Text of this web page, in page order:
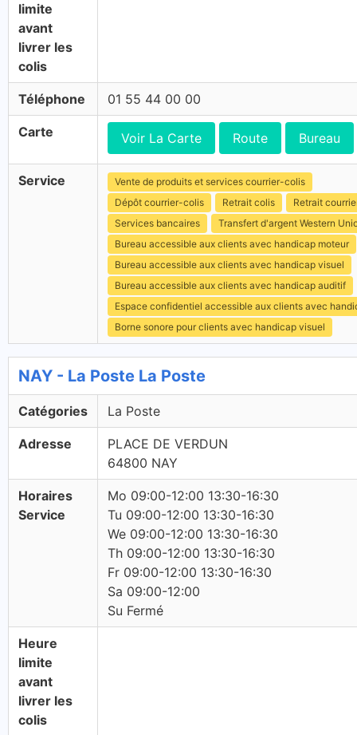
limite
avant
livrer les
colis
Téléphone 01 55 44 00 00
Carte Voir La Carte Route Bureau
Service
Vente de produits et services courrier-colis
Dépôt courrier-colis
Retrait colis
Retrait
Services bancaires
Transfert d'argent Western
Bureau accessible aux clients avec handicap moteur
Bureau accessible aux clients avec handicap visuel
Bureau accessible aux clients avec handicap auditif
Espace confidentiel accessible aux clients avec
Borne sonore pour clients avec handicap visuel
NAY - La Poste La Poste
Catégories La Poste
Adresse
PLACE DE VERDUN
64800 NAY
Horaires
Service
Mo 09:00-12:00 13:30-16:30
Tu 09:00-12:00 13:30-16:30
We 09:00-12:00 13:30-16:30
Th 09:00-12:00 13:30-16:30
Fr 09:00-12:00 13:30-16:30
Sa 09:00-12:00
Su Fermé
Heure
limite
avant
livrer les
colis